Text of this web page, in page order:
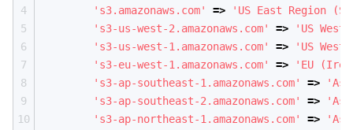
4
5
6
7
8
9
10
's3.amazonaws.com'
=>
'US East Region
's3-us-west-2.amazonaws.com'
=>
'US
's3-us-west-1.amazonaws.com'
=>
'US
's3-eu-west-1.amazonaws.com'
=>
'EU
's3-ap-southeast-1.amazonaws.com'
=>
's3-ap-southeast-2.amazonaws.com'
=>
's3-ap-northeast-1.amazonaws.com'
=>